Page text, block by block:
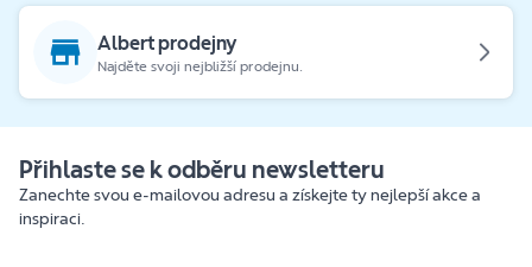
Albert prodejny
Najděte svoji nejbližší prodejnu.
Přihlaste se k odběru newsletteru
Zanechte svou e-mailovou adresu a získejte ty nejlepší akce a
inspiraci.